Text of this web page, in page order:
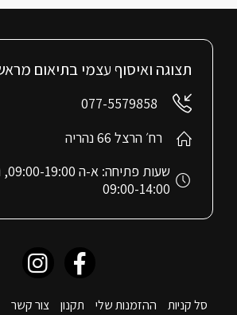
סל קניות ההזמנות שלי תקנון צור קשר
תצוגה ואיסוף עצמי בתיאום
077-5579858
רח׳ הרצל 66 נהריה
09:00-14:00